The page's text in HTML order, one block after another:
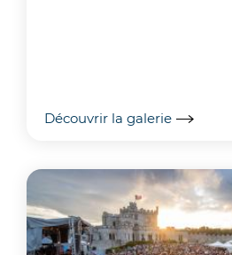
Découvrir la galerie